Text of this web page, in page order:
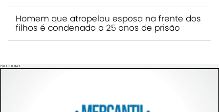
Homem que atropelou esposa na frente dos
filhos é condenado a 25 anos de prisão
PUBLICIDADE